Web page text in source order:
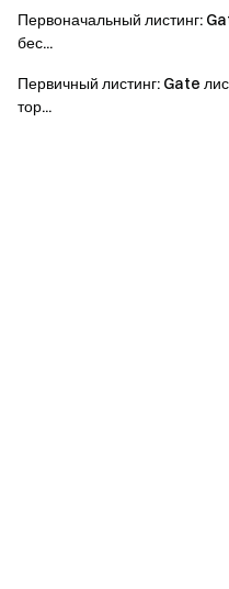
чтобы получать
Прозрачность и
Первоначальный листинг:
бес...
Первичный листинг: Gate
тор...